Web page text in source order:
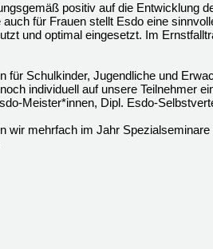
positiv auf die Entwicklung
für Frauen stellt Esdo eine
und optimal eingesetzt. Im
für Schulkinder, Jugendliche und
individuell auf unsere Teilnehmer
Meister*innen, Dipl. Esdo-
wir mehrfach im Jahr